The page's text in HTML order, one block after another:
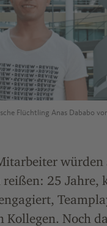
Flüchtling Anas Dababo
würden
25 Jahre,
Kollegen. Noch